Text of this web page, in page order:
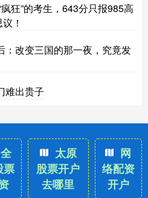
狂”的考生，643分只报985高
！
：改变三国的那一夜，究竟发
难出贵子
全
票
太原
股票开户
去哪里
网
络配资
开户